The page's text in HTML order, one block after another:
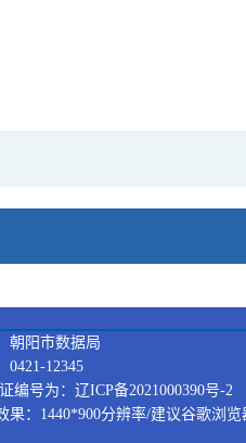
朝阳市数据局
0421-12345
编号为：辽ICP备2021000390号-2
果：1440*900分辨率/建议谷歌浏览